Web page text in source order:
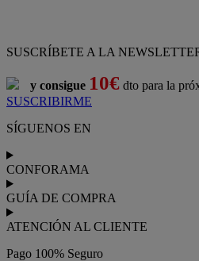
SUSCRÍBETE A LA
y consigue 10€ dto para la
SUSCRIBIRME
SÍGUENOS EN
CONFORAMA
GUÍA DE COMPRA
ATENCIÓN AL CLIENTE
Pago 100% Seguro